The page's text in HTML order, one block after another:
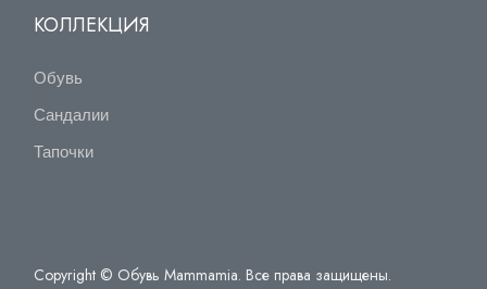
КОЛЛЕКЦИЯ
Обувь
Сандалии
Тапочки
Copyright © Обувь Mammamia. Все права защищены.